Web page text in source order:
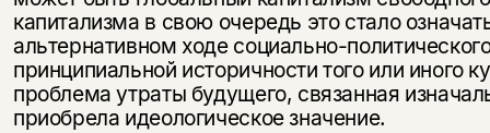
капитализма в свою очередь это стало
альтернативном ходе социально-
принципиальной историчности того или иного
проблема утраты будущего, связанная
приобрела идеологическое значение.